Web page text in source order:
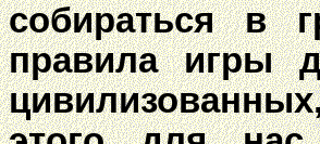
собираться в
правила игры